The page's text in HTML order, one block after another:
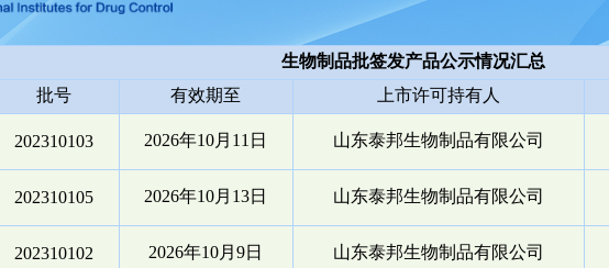
生物制品批签发产品公示情况汇总
批号 有效期至 上市许可持有人
202310103 2026年10月11日 山东泰邦生物制品有限公司
202310105 2026年10月13日 山东泰邦生物制品有限公司
202310102 2026年10月9日 山东泰邦生物制品有限公司